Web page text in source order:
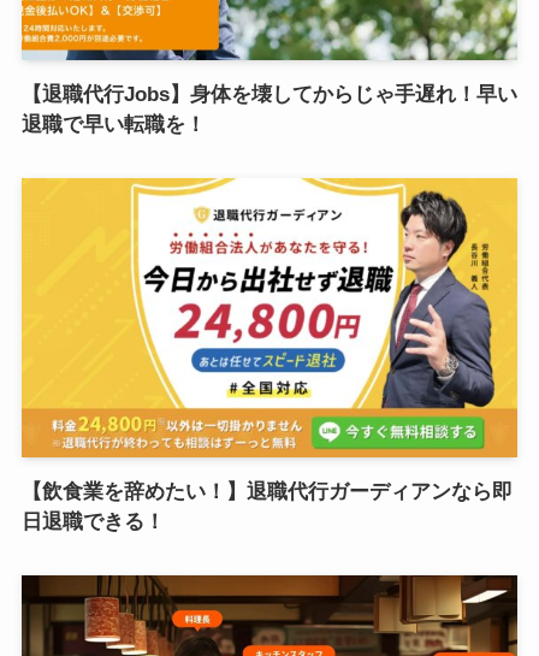
【退職代行Jobs】身体を壊してからじゃ手遅れ！早い
退職で早い転職を！
【飲食業を辞めたい！】退職代行ガーディアンなら即
日退職できる！